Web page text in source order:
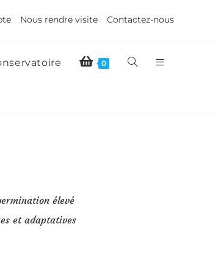
Nous rendre visite Contactez-nous
0
élevé
et adaptatives